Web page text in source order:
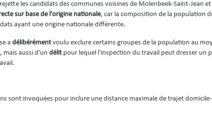
les candidats des communes voisines de Molenbeek-Saint-Jean
sur base de l'origine nationale, car la composition de la population
ayant une origine nationale différente.
a délibérément voulu exclure certains groupes de la population au
mais aussi d'un délit pour lequel l'inspection du travail peut dresser un
sont invoquées pour inclure une distance maximale de trajet